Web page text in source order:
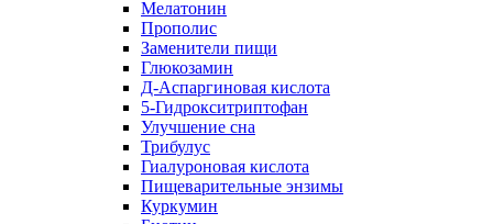
Мелатонин
Прополис
Заменители пищи
Глюкозамин
Д-Аспаргиновая кислота
5-Гидрокситриптофан
Улучшение сна
Трибулус
Гиалуроновая кислота
Пищеварительные энзимы
Куркумин